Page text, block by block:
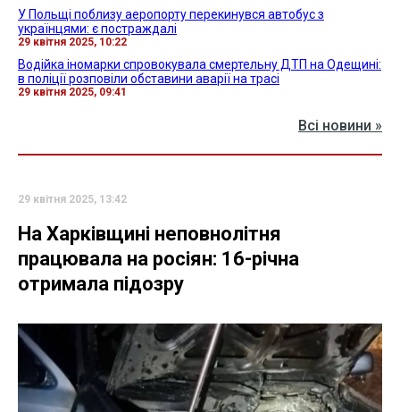
У Польщі поблизу аеропорту перекинувся автобус з
українцями: є постраждалі
29 квітня 2025, 10:22
Водійка іномарки спровокувала смертельну ДТП на Одещині:
в поліції розповіли обставини аварії на трасі
29 квітня 2025, 09:41
Всі новини »
29 квітня 2025, 13:42
На Харківщині неповнолітня
працювала на росіян: 16-річна
отримала підозру